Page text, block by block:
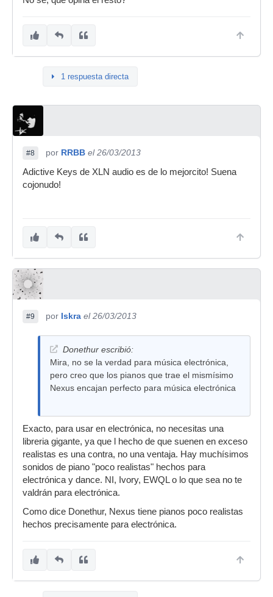
1 respuesta directa
#8 por RRBB el 26/03/2013
Adictive Keys de XLN audio es de lo mejorcito! Suena
cojonudo!
#9 por Iskra el 26/03/2013
Donethur escribió:
Mira, no se la verdad para música electrónica,
pero creo que los pianos que trae el mismísimo
Nexus encajan perfecto para música electrónica
Exacto, para usar en electrónica, no necesitas una
libreria gigante, ya que l hecho de que suenen en exceso
realistas es una contra, no una ventaja. Hay muchísimos
sonidos de piano "poco realistas" hechos para
electrónica y dance. NI, Ivory, EWQL o lo que sea no te
valdrán para electrónica.
Como dice Donethur, Nexus tiene pianos poco realistas
hechos precisamente para electrónica.